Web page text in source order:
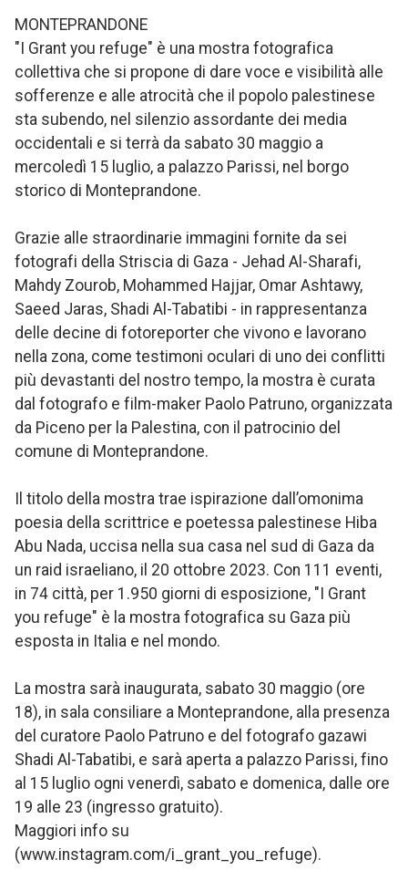
MONTEPRANDONE
"I Grant you refuge" è una mostra fotografica
collettiva che si propone di dare voce e visibilità alle
sofferenze e alle atrocità che il popolo palestinese
sta subendo, nel silenzio assordante dei media
occidentali e si terrà da sabato 30 maggio a
mercoledì 15 luglio, a palazzo Parissi, nel borgo
storico di Monteprandone.
Grazie alle straordinarie immagini fornite da sei
fotografi della Striscia di Gaza - Jehad Al-Sharafi,
Mahdy Zourob, Mohammed Hajjar, Omar Ashtawy,
Saeed Jaras, Shadi Al-Tabatibi - in rappresentanza
delle decine di fotoreporter che vivono e lavorano
nella zona, come testimoni oculari di uno dei conflitti
più devastanti del nostro tempo, la mostra è curata
dal fotografo e film-maker Paolo Patruno, organizzata
da Piceno per la Palestina, con il patrocinio del
comune di Monteprandone.
Il titolo della mostra trae ispirazione dall’omonima
poesia della scrittrice e poetessa palestinese Hiba
Abu Nada, uccisa nella sua casa nel sud di Gaza da
un raid israeliano, il 20 ottobre 2023. Con 111 eventi,
in 74 città, per 1.950 giorni di esposizione, "I Grant
you refuge" è la mostra fotografica su Gaza più
esposta in Italia e nel mondo.
La mostra sarà inaugurata, sabato 30 maggio (ore
18), in sala consiliare a Monteprandone, alla presenza
del curatore Paolo Patruno e del fotografo gazawi
Shadi Al-Tabatibi, e sarà aperta a palazzo Parissi, fino
al 15 luglio ogni venerdì, sabato e domenica, dalle ore
19 alle 23 (ingresso gratuito).
Maggiori info su
(www.instagram.com/i_grant_you_refuge).